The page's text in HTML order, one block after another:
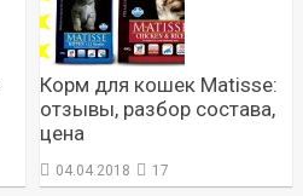
Корм для кошек Matisse:
отзывы, разбор состава,
цена
04.04.2018 17